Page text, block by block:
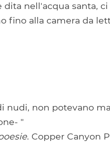
nell'acqua santa, ci
fino alla camera da
nudi, non potevano
"
. Copper Canyon